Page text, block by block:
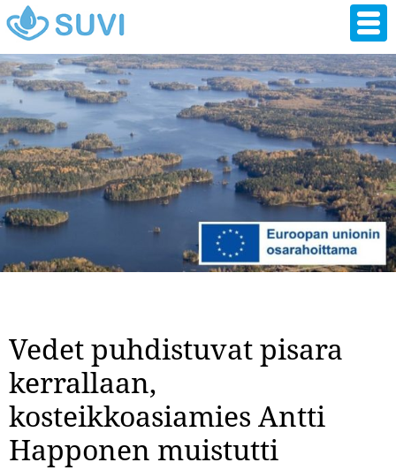
Hyppää
pääsisältöön
Vedet puhdistuvat pisara
kerrallaan,
kosteikkoasiamies Antti
Happonen muistutti